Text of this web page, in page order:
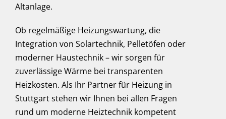
Altanlage.
Ob regelmäßige Heizungswartung, die
Integration von Solartechnik, Pelletöfen oder
moderner Haustechnik – wir sorgen für
zuverlässige Wärme bei transparenten
Heizkosten. Als Ihr Partner für Heizung in
Stuttgart stehen wir Ihnen bei allen Fragen
rund um moderne Heiztechnik kompetent